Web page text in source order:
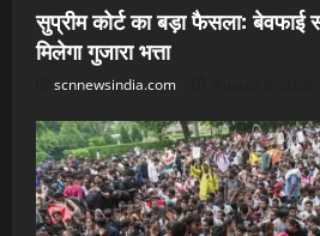
सुप्रीम कोर्ट का बड़ा फैसला: बेवफाई
मिलेगा गुजारा भत्ता
scnnewsindia.com